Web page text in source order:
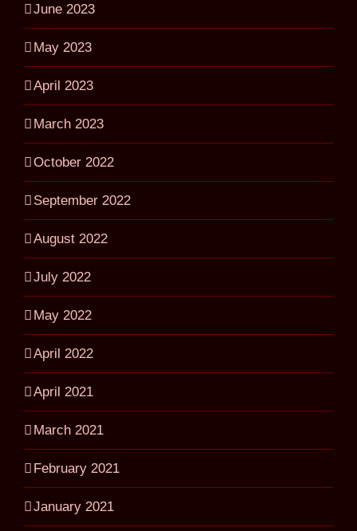
June 2023
May 2023
April 2023
March 2023
October 2022
September 2022
August 2022
July 2022
May 2022
April 2022
April 2021
March 2021
February 2021
January 2021